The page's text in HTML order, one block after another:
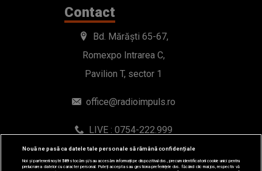
Contact
Bd. Mărăști 65-67,
Romexpo Intrarea C,
Pavilion T, sector 1
office@radioimpuls.ro
LIVE : 0754-222.999
WhatsApp: 0754-222.999
Nouă ne pasă ca datele tale personale să rămână confidențiale
Noi și partenerii noștri589stocăm și/sau accesăm informații pe dispozitivul dvs., precum identificatorii cookie unici pentru
prelucrarea datelor cu caracter personal. Puteți accepta sau gestiona preferințele dvs. făcând clic mai jos, respectiv vă